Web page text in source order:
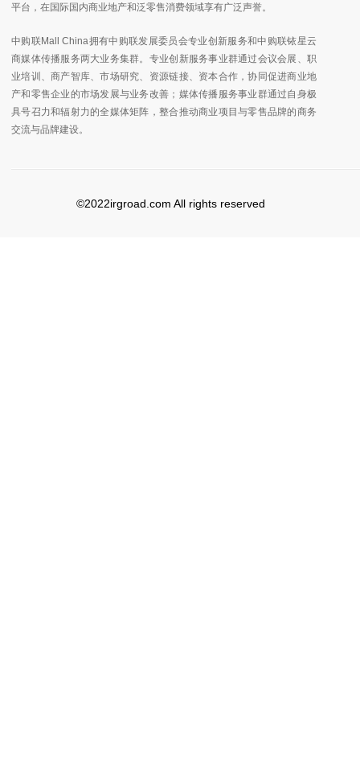
平台，在国际国内商业地产和泛零售消费领域享有广泛声誉。
中购联Mall China拥有中购联发展委员会专业创新服务和中购联铱星云
商媒体传播服务两大业务集群。专业创新服务事业群通过会议会展、职
业培训、商产智库、市场研究、资源链接、资本合作，协同促进商业地
产和零售企业的市场发展与业务改善；媒体传播服务事业群通过自身极
具号召力和辐射力的全媒体矩阵，整合推动商业项目与零售品牌的商务
交流与品牌建设。
©2022irgroad.com All rights reserved